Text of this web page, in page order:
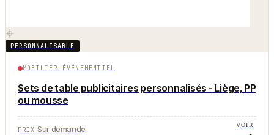
PERSONNALISABLE
MOBILIER ÉVÉNEMENTIEL
Sets de table publicitaires personnalisés - Liège, PP
ou mousse
PRIX Sur demande VOIR